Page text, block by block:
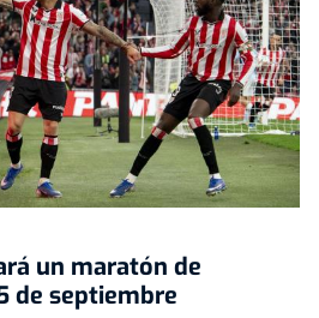
un maratón de
de septiembre